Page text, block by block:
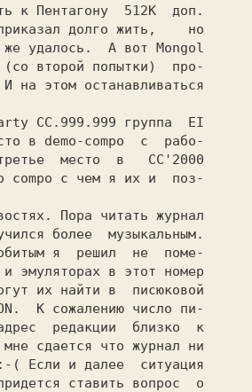
к Пентагону  512K  доп.
же удалось.  А вот Mongol
второй попытки)  про-
на этом останавливаться
в demo-compo  c  рабо-
место  в   CC'2000
с чем я их и  поз-
более  музыкальным.
я  решил  не  поме-
эмуляторах в этот номер
их найти в  писюковой
K сожалению число пи-
редакции  близко  к
сдается что журнал ни
( Если и далее  ситуация
ставить вопрос  о